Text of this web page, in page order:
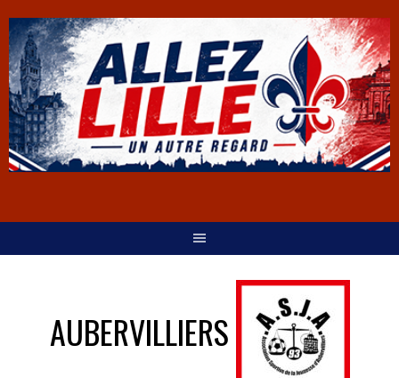
AUBERVILLIERS